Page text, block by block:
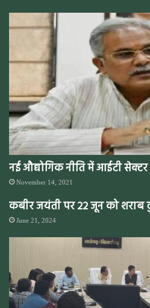
नई औद्योगिक नीति में आईटी
November 14, 2021
कबीर जयंती पर 22 जून को शराब
June 21, 2024